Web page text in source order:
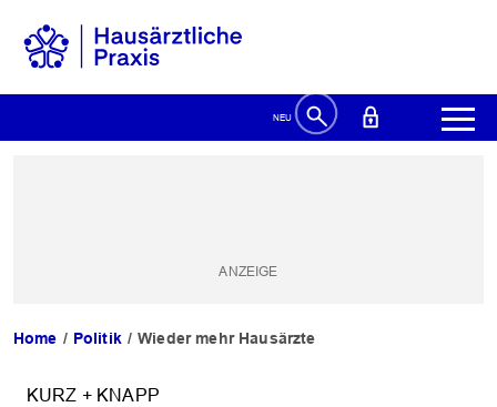
Home Politik Wieder mehr Hausärzte
KURZ + KNAPP